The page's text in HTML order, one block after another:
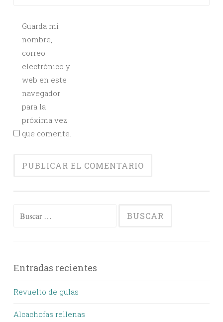
Guarda mi
nombre,
correo
electrónico y
web en este
navegador
para la
próxima vez
que comente.
Entradas recientes
Revuelto de gulas
Alcachofas rellenas